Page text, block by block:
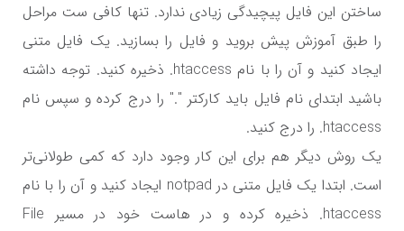
ساختن این فایل پیچیدگی زیادی ندارد. تنها کافی ست مراحل
را طبق آموزش پیش بروید و فایل را بسازید. یک فایل متنی
ایجاد کنید و آن را با نام htaccess. ذخیره کنید. توجه داشته
باشید ابتدای نام فایل باید کارکتر "." را درج کرده و سپس نام
htaccess. را درج کنید.
یک روش دیگر هم برای این کار وجود دارد که کمی طولانی‌تر
است. ابتدا یک فایل متنی در notpad ایجاد کنید و آن را با نام
htaccess.
ذخیره کرده و در هاست خود در مسیر File